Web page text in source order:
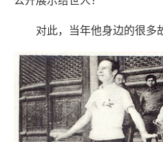
对此，当年他身边的很多故